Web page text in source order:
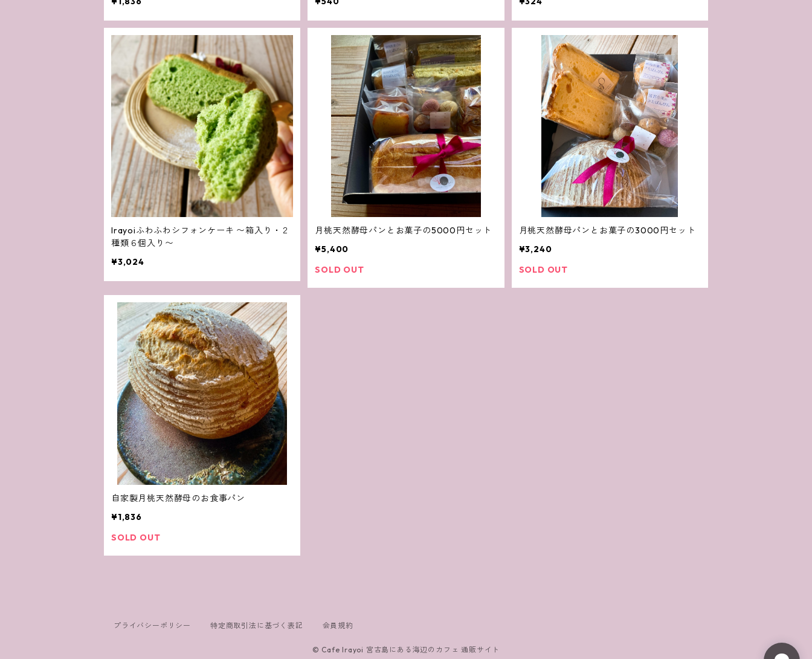
Irayoiふわふわシフォンケーキ 〜箱入り・２
種類６個入り〜
¥3,024
月桃天然酵母パンとお菓子の5000円セット
¥5,400
SOLD OUT
月桃天然酵母パンとお菓子の3000円セット
¥3,240
SOLD OUT
自家製月桃天然酵母のお食事パン
¥1,836
SOLD OUT
プライバシーポリシー 特定商取引法に基づく表記 会員規約
© Cafe Irayoi 宮古島にある海辺のカフェ 通販サイト